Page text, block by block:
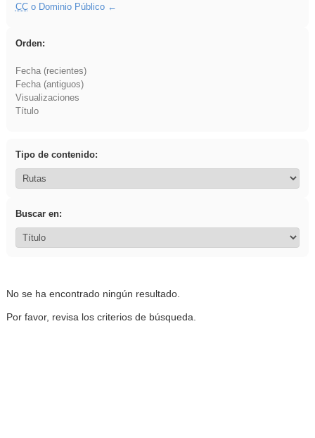
CCo Dominio Público
Orden:
Fecha (recientes)
Fecha (antiguos)
Visualizaciones
Título
Tipo de contenido:
Buscar en:
No se ha encontrado ningún resultado.
Por favor, revisa los criterios de búsqueda.